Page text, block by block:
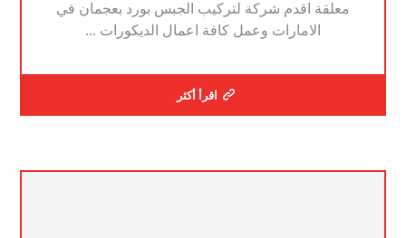
معلقة اقدم شركة لتركيب الجبس بورد بعجمان في
الامارات وعمل كافة اعمال الديكورات ...
اقرأ أكثر